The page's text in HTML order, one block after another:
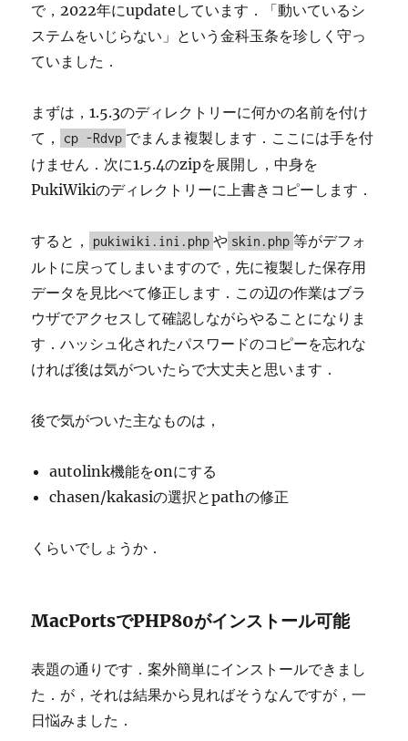
で，2022年にupdateしています．「動いているシ
ステムをいじらない」という金科玉条を珍しく守っ
ていました．
まずは，1.5.3のディレクトリーに何かの名前を付け
て，
cp -Rdvp でまんま複製します．ここには手を付
けません．次に1.5.4のzipを展開し，中身を
PukiWikiのディレクトリーに上書きコピーします．
すると， pukiwiki.ini.php や skin.php 等がデフォ
ルトに戻ってしまいますので，先に複製した保存用
データを見比べて修正します．この辺の作業はブラ
ウザでアクセスして確認しながらやることになりま
す．ハッシュ化されたパスワードのコピーを忘れな
ければ後は気がついたらで大丈夫と思います．
後で気がついた主なものは，
autolink機能をonにする
chasen/kakasiの選択とpathの修正
くらいでしょうか．
MacPortsでPHP80がインストール可能
表題の通りです．案外簡単にインストールできまし
た．が，それは結果から見ればそうなんですが，一
日悩みました．